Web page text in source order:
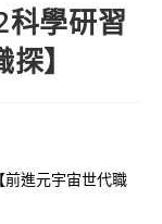
科學研習
探】
進元宇宙世代職